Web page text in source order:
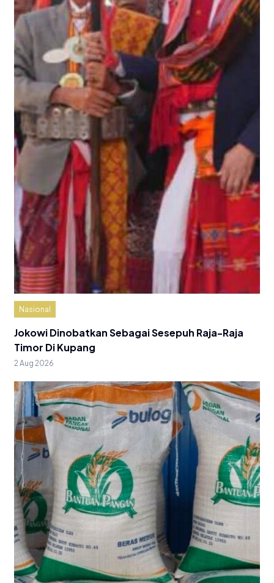
Nasional
Jokowi Dinobatkan Sebagai Sesepuh Raja-Raja
Timor Di Kupang
2 Aug 2026